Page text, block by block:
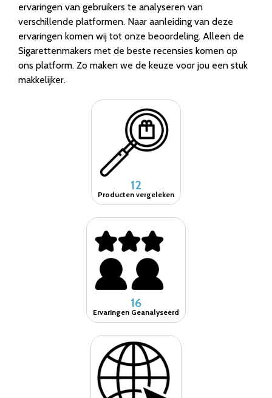
ervaringen van gebruikers te analyseren van
verschillende platformen. Naar aanleiding van deze
ervaringen komen wij tot onze beoordeling. Alleen de
Sigarettenmakers met de beste recensies komen op
ons platform. Zo maken we de keuze voor jou een stuk
makkelijker.
12
Producten vergeleken
16
Ervaringen Geanalyseerd